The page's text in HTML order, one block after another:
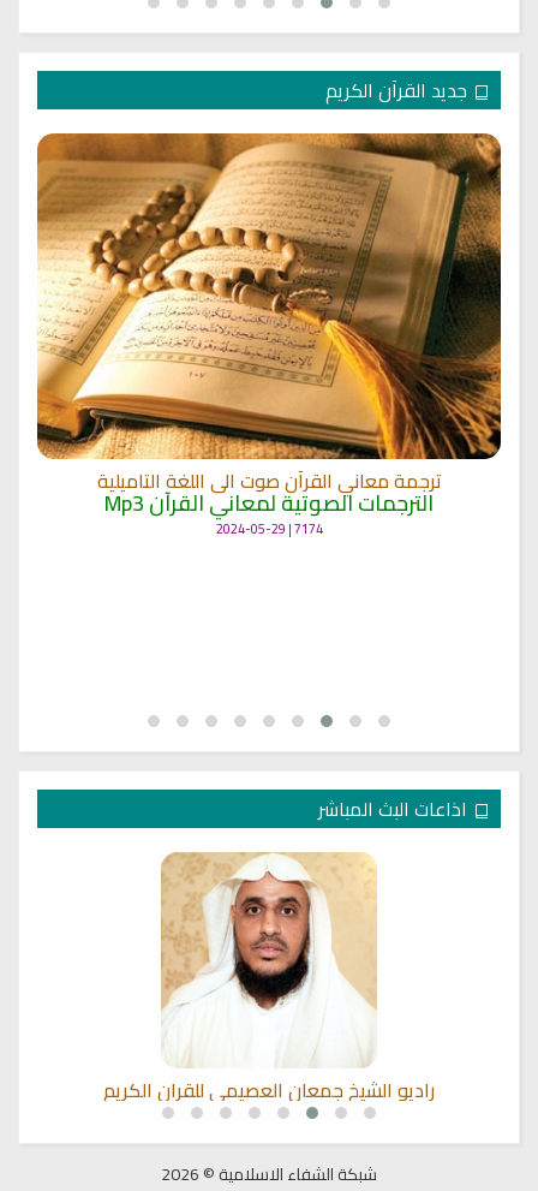
جديد القرآن الكريم
ترجمة معاني القرآن صوت الى اللغة التاميلية
الترجمات الصوتية لمعاني القرآن Mp3
7174 | 2024-05-29
اذاعات البث المباشر
راديو الشيخ جمعان العصيمي للقران الكريم
شبكة الشفاء الاسلامية © 2026